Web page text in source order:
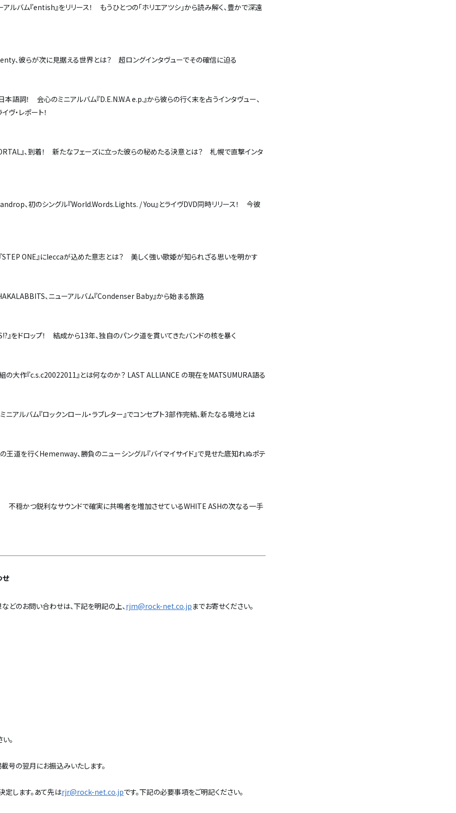
ルバム『entish』をリリース！ もうひとつの「ホリエアツシ」から読み解く、豊かで深遠
、彼らが次に見据える世界とは？ 超ロングインタヴューでその確信に迫る
詞！ 会心のミニアルバム『D.E.N.W.A e.p.』から彼らの行く末を占うインタヴュー、
ヴ・レポート！
』、到着！ 新たなフェーズに立った彼らの秘めたる決意とは？ 札幌で直撃インタ
、初のシングル『World.Words.Lights. / You』とライヴDVD同時リリース！ 今彼
ONE』にleccaが込めた意志とは？ 美しく強い歌姫が知られざる思いを明かす
、ニューアルバム『Condenser Baby』から始まる旅路
をドロップ！ 結成から13年、独自のパンク道を貫いてきたバンドの核を暴く
の大作『c.s.c20022011』とは何なのか？ LAST ALLIANCE の現在をMATSUMURA語る
アルバム『ロックンロール・ラブレター』でコンセプト3部作完結、新たなる境地とは
道を行くHemenway、勝負のニューシングル『バイマイサイド』で見せた底知れぬポテ
！ 不穏かつ鋭利なサウンドで確実に共鳴者を増加させているWHITE ASHの次なる一手
せ
どのお問い合わせは、下記を明記の上、rjm@rock-net.co.jpまでお寄せください。
。
号の翌月にお振込みいたします。
定します。あて先はrjr@rock-net.co.jpです。下記の必要事項をご明記ください。